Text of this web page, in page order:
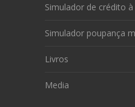
Simulador de crédito
Simulador poupança
Livros
Media